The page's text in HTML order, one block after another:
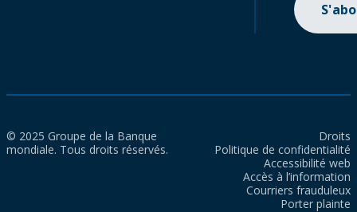
© 2025 Groupe de la Banque
mondiale. Tous droits réservés.
Droits
Politique de confidentialité
Accessibilité web
Accès à l’information
Courriers frauduleux
Porter plainte